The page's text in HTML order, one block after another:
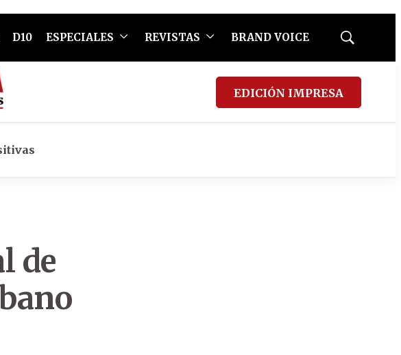
D10 ESPECIALES REVISTAS BRAND VOICE
Mostrar
EDICIÓN IMPRESA
de